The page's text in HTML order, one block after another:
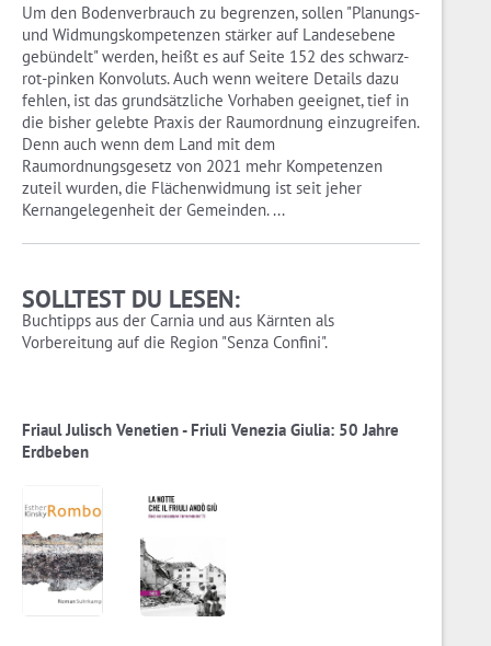
Um den Bodenverbrauch zu begrenzen, sollen "Planungs-
und Widmungskompetenzen stärker auf Landesebene
gebündelt" werden, heißt es auf Seite 152 des schwarz-
rot-pinken Konvoluts. Auch wenn weitere Details dazu
fehlen, ist das grundsätzliche Vorhaben geeignet, tief in
die bisher gelebte Praxis der Raumordnung einzugreifen.
Denn auch wenn dem Land mit dem
Raumordnungsgesetz von 2021 mehr Kompetenzen
zuteil wurden, die Flächenwidmung ist seit jeher
Kernangelegenheit der Gemeinden. ...
SOLLTEST DU LESEN:
Buchtipps aus der Carnia und aus Kärnten als
Vorbereitung auf die Region "Senza Confini".
Friaul Julisch Venetien - Friuli Venezia Giulia: 50 Jahre
Erdbeben